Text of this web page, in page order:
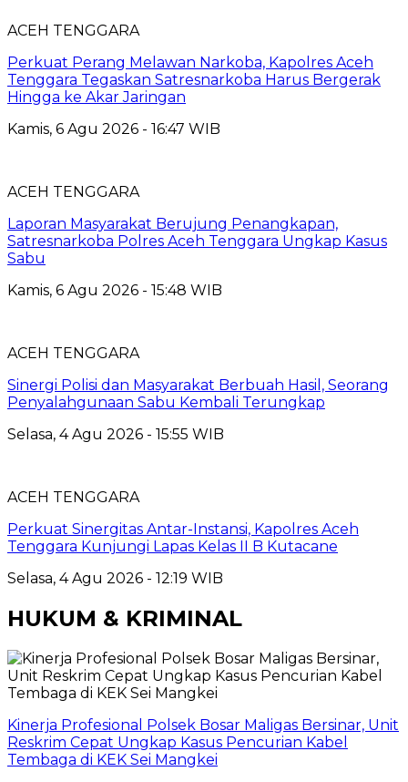
ACEH TENGGARA
Perkuat Perang Melawan Narkoba, Kapolres Aceh
Tenggara Tegaskan Satresnarkoba Harus Bergerak
Hingga ke Akar Jaringan
Kamis, 6 Agu 2026 - 16:47 WIB
ACEH TENGGARA
Laporan Masyarakat Berujung Penangkapan,
Satresnarkoba Polres Aceh Tenggara Ungkap Kasus
Sabu
Kamis, 6 Agu 2026 - 15:48 WIB
ACEH TENGGARA
Sinergi Polisi dan Masyarakat Berbuah Hasil, Seorang
Penyalahgunaan Sabu Kembali Terungkap
Selasa, 4 Agu 2026 - 15:55 WIB
ACEH TENGGARA
Perkuat Sinergitas Antar-Instansi, Kapolres Aceh
Tenggara Kunjungi Lapas Kelas II B Kutacane
Selasa, 4 Agu 2026 - 12:19 WIB
HUKUM & KRIMINAL
Kinerja Profesional Polsek Bosar Maligas Bersinar, Unit
Reskrim Cepat Ungkap Kasus Pencurian Kabel
Tembaga di KEK Sei Mangkei